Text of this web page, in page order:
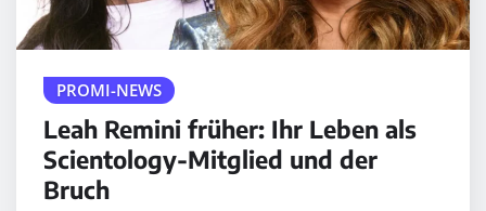
PROMI-NEWS
Leah Remini früher: Ihr Leben als
Scientology-Mitglied und der
Bruch